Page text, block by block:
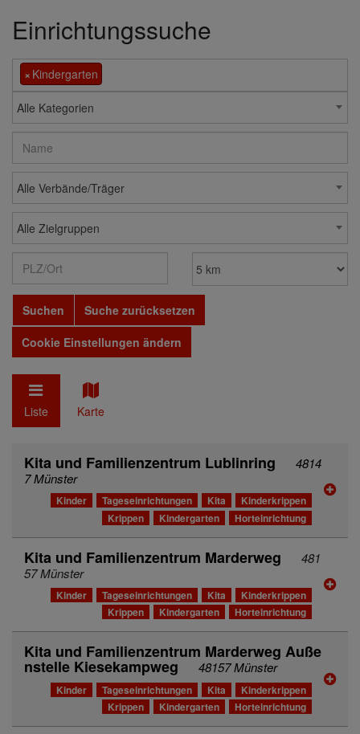
Einrichtungssuche
× Kindergarten
Alle Kategorien
Alle Verbände/Träger
Alle Zielgruppen
Suchen
Suche zurücksetzen
Cookie Einstellungen ändern
Liste Karte
Kita und Familienzentrum Lublinring
4814
7 Münster
Kinder Tageseinrichtungen Kita
Kinderkrippen
Krippen
Kindergarten Horteinrichtung
Kita und Familienzentrum Marderweg
481
57 Münster
Kinder Tageseinrichtungen Kita
Kinderkrippen
Krippen
Kindergarten Horteinrichtung
Kita und Familienzentrum Marderweg Auße
nstelle Kiesekampweg 48157 Münster
Kinder Tageseinrichtungen Kita
Kinderkrippen
Krippen
Kindergarten Horteinrichtung